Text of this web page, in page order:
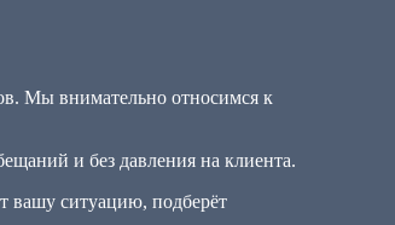
Мы внимательно относимся к
и без давления на клиента.
вашу ситуацию, подберёт